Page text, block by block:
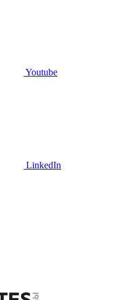
Youtube
LinkedIn